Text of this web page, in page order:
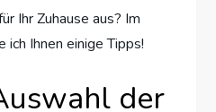
Ihr Zuhause aus? Im
Ihnen einige Tipps!
der